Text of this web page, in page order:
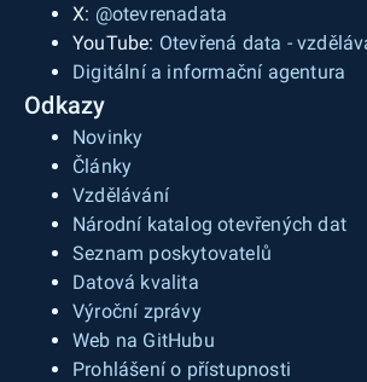
X: @otevrenadata
YouTube: Otevřená data -
Digitální a informační agentura
Odkazy
Novinky
Články
Vzdělávání
Národní katalog otevřených dat
Seznam poskytovatelů
Datová kvalita
Výroční zprávy
Web na GitHubu
Prohlášení o přístupnosti